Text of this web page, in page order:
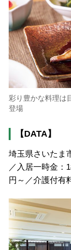
彩り豊かな料理は
登場
【DATA】
埼玉県さいたま
／入居一時金：
円～／介護付有